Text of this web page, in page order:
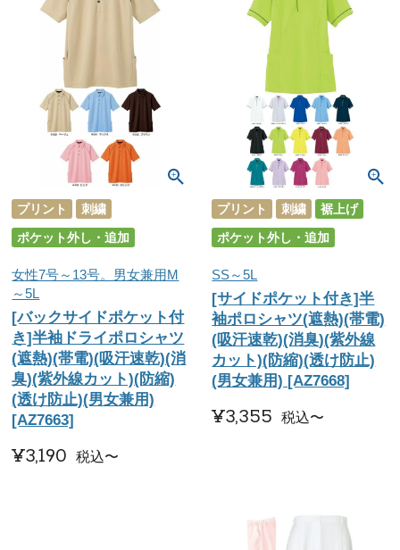
プリント
刺繍
ポケット外し・追加
女性7号～13号。男女兼用M
～5L
[バックサイドポケット付
き]半袖ドライポロシャツ
(遮熱)(帯電)(吸汗速乾)(消
臭)(紫外線カット)(防縮)
(透け防止)(男女兼用)
[AZ7663]
¥3,190 税込〜
プリント 刺繍
裾上げ
ポケット外し・追加
SS～5L
[サイドポケット付き]半
袖ポロシャツ(遮熱)(帯電)
(吸汗速乾)(消臭)(紫外線
カット)(防縮)(透け防止)
(男女兼用) [AZ7668]
¥3,355 税込〜